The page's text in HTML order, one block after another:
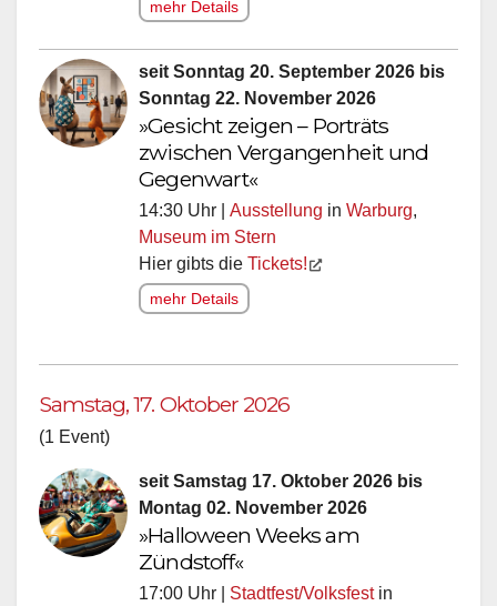
mehr Details
seit Sonntag 20. September 2026 bis
Sonntag 22. November 2026
»Gesicht zeigen – Porträts
zwischen Vergangenheit und
Gegenwart«
14:30 Uhr | Ausstellung in Warburg,
Museum im Stern
Hier gibts die Tickets!
mehr Details
Samstag, 17. Oktober 2026
(1 Event)
seit Samstag 17. Oktober 2026 bis
Montag 02. November 2026
»Halloween Weeks am
Zündstoff«
17:00 Uhr | Stadtfest/Volksfestin